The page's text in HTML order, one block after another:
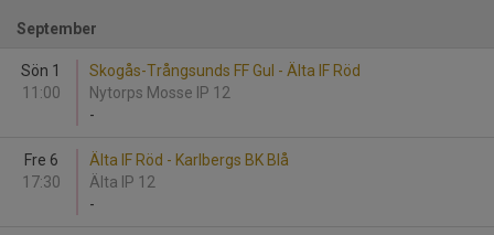
September
Sön 1
11:00
Skogås-Trångsunds FF Gul - Älta IF Röd
Nytorps Mosse IP 12
-
Fre 6
17:30
Älta IF Röd - Karlbergs BK Blå
Älta IP 12
-